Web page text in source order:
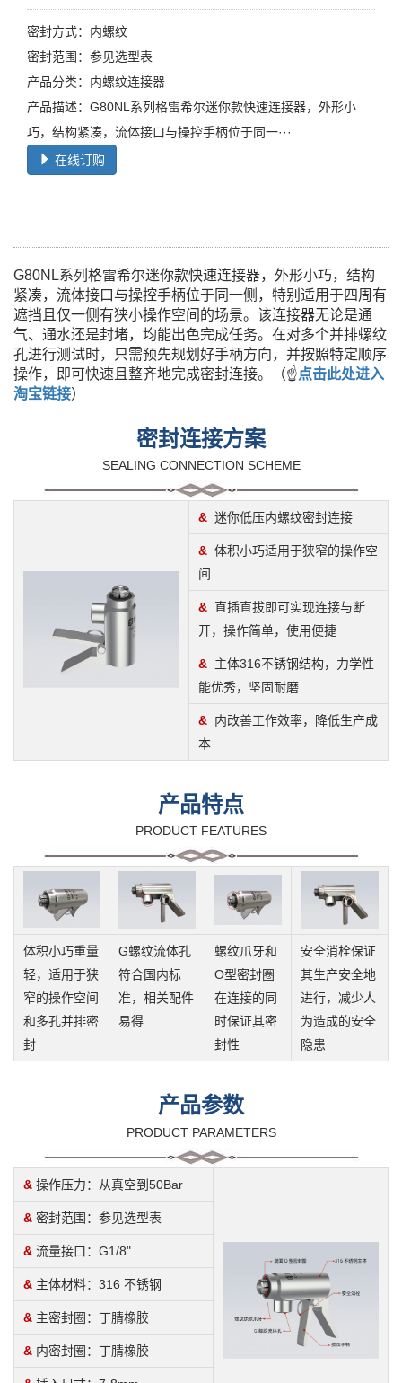
密封方式：内螺纹
密封范围：参见选型表
产品分类：内螺纹连接器
产品描述：G80NL系列格雷希尔迷你款快速连接器，外形小
巧，结构紧凑，流体接口与操控手柄位于同一···
在线订购
G80NL系列格雷希尔迷你款快速连接器， 外形小巧，结构
紧凑，流体接口与操控手柄位于同一侧，特别适用于四周有
遮挡且仅一侧有狭小操作空间的场景。 该连接器无论是通
气、通水还是封堵，均能出色完成任务。在对多个并排螺纹
孔进行测试时，只需预先规划好手柄方向，并按照特定顺序
操作，即可快速且整齐地完成密封连接。
（☝点击此处进入
淘宝链接）
密封连接方案
SEALING CONNECTION SCHEME
& 迷你低压内螺纹密封连接
& 体积小巧适用于狭窄的操作空
间
& 直插直拔即可实现连接与断
开，操作简单，使用便捷
& 主体316不锈钢结构，力学性
能优秀，坚固耐磨
& 内改善工作效率，降低生产成
本
产品特点
PRODUCT FEATURES
体积小巧重量
轻， 适用于狭
窄的操作空间
和多孔并排密
封
G螺纹流体孔
符合国内标
准，相关配件
易得
螺纹爪牙和
O型密封圈
在连接的同
时保证其密
封性
安全消栓保证
其生产安全地
进行，减少人
为造成的安全
隐患
产品参数
PRODUCT PARAMETERS
& 操作压力：从真空到50Bar
& 密封范围：参见选型表
& 流量接口：G1/8"
& 主体材料：316 不锈钢
& 主密封圈：丁腈橡胶
& 内密封圈：丁腈橡胶